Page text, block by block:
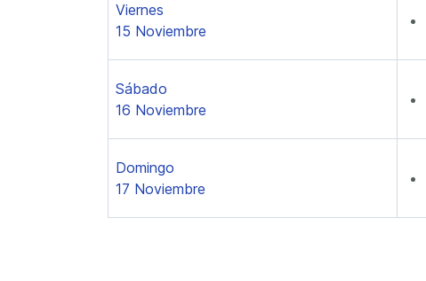
Viernes
15 Noviembre
Sábado
16 Noviembre
Domingo
17 Noviembre